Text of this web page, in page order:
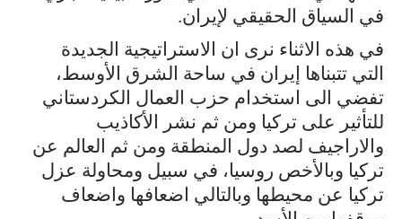
في السياق الحقيقي لإيران.
في هذه الاثناء نرى ان الاستراتيجية الجديدة
التي تتبناها إيران في ساحة الشرق الأوسط،
تفضي الى استخدام حزب العمال الكردستاني
للتأثير على تركيا ومن ثم نشر الأكاذيب
والاراجيف لصد دول المنطقة ومن ثم العالم عن
تركيا وبالأخص روسيا، في سبيل ومحاولة عزل
تركيا عن محيطها وبالتالي اضعافها واضعاف